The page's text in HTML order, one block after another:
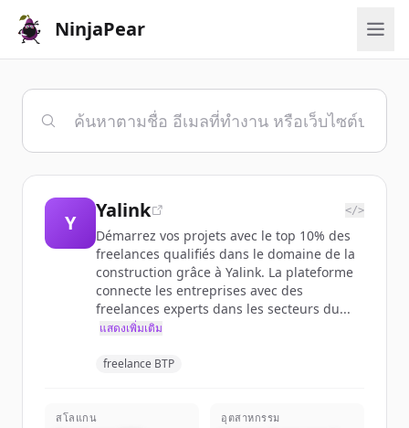
NinjaPear
Y
Yalink </>
Démarrez vos projets avec le top 10% des
freelances qualifiés dans le domaine de la
construction grâce à Yalink. La plateforme
connecte les entreprises avec des
freelances experts dans les secteurs du...
แสดงเพิ่มเติม
freelance BTP
สโลแกน อุตสาหกรรม